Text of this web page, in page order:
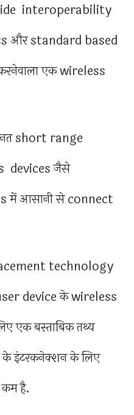
interoperability
और standard based
एक wireless
short range
devices जैसे
आसानी से connect
technology
device के wireless
एक बस्ताबिक तथ्य
के इंटरकनेक्शन के लिए
है.